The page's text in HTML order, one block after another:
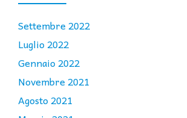
Settembre 2022
Luglio 2022
Gennaio 2022
Novembre 2021
Agosto 2021